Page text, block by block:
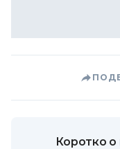
Коротко о